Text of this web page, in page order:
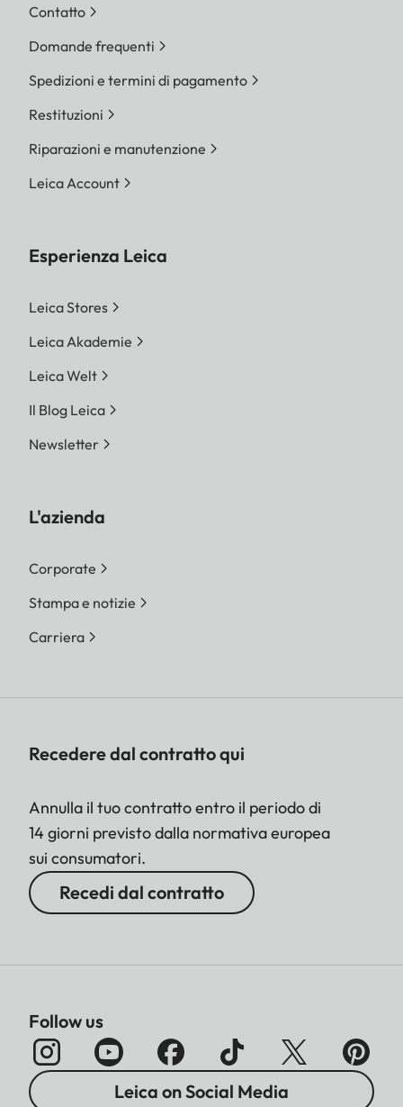
Contatto
Domande frequenti
Spedizioni e termini di pagamento
Restituzioni
Riparazioni e manutenzione
Leica Account
Esperienza Leica
Leica Stores
Leica Akademie
Leica Welt
Il Blog Leica
Newsletter
L'azienda
Corporate
Stampa e notizie
Carriera
Recedere dal contratto qui
Annulla il tuo contratto entro il periodo di
14 giorni previsto dalla normativa europea
sui consumatori.
Recedi dal contratto
Follow us
Leica on Social Media